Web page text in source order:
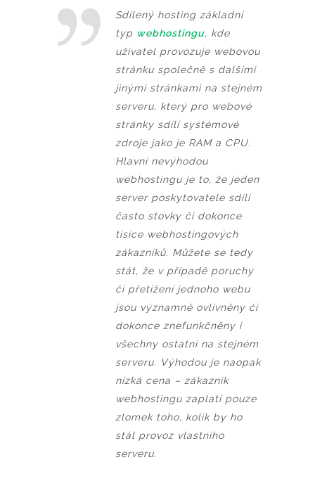
Sdílený hosting základní
typ webhostingu, kde
uživatel provozuje webovou
stránku společně s dalšími
jinými stránkami na stejném
serveru, který pro webové
stránky sdílí systémové
zdroje jako je RAM a CPU.
Hlavní nevýhodou
webhostingu je to, že jeden
server poskytovatele sdílí
často stovky či dokonce
tisíce webhostingových
zákazníků. Můžete se tedy
stát, že v případě poruchy
či přetížení jednoho webu
jsou významně ovlivněny či
dokonce znefunkčněny i
všechny ostatní na stejném
serveru. Výhodou je naopak
nízká cena – zákazník
webhostingu zaplatí pouze
zlomek toho, kolik by ho
stál provoz vlastního
serveru.